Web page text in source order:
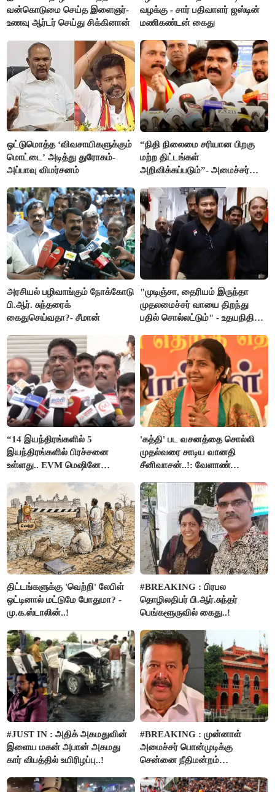
வன்கொடுமை செய்த இளைஞர்-
உணவு ஆர்டர் செய்து சிக்கினான்
வழக்கு - சார் பதிவாளர் ஜஸ்டின்
மணிகண்டன் கைது
ஒட்டுமொத்த ‘விவசாயிகளுக்கும்
மொட்டை’ அடித்து துரோகம்-
அப்பாவு விமர்சனம்
“நிதி நிலைமை சரியான பிறகு
மற்ற திட்டங்கள்
அறிவிக்கப்படும்”- அமைச்சர்
அரசியல் பழிவாங்கும் நோக்கோடு
பி.ஆர். சுந்தரைக்
கைதுசெய்வதா?- சீமான்
"முடிஞ்சா, தைரியம் இருந்தா
முதலமைச்சர் வாயை திறந்து
பதில் சொல்லட்டும்" - உதயநிதி
“14 இயந்திரங்களில் 5
இயந்திரங்களில் பிரச்சனை
உள்ளது.. EVM மெஷினே
இளங்கோ
'கத்தி' பட வசனத்தை சொல்லி
முதல்வரை சாடிய வானதி
சீனிவாசன்..!: வேளாண்
எதிர்ப்பு!
திட்டங்களுக்கு 'வெற்றி' லேபிள்
ஒட்டினால் மட்டுமே போதுமா? -
மு.க.ஸ்டாலின்..!
#BREAKING : பிரபல
தொழிலதிபர் பி.ஆர்.சுந்தர்
பெங்களூருவில் கைது..!
#JUST IN : அதிக் அகமதுவின்
இளைய மகன் அபான் அகமது
கார் விபத்தில் உயிரிழப்பு..!
#BREAKING : முன்னாள்
அமைச்சர் பொன்முடிக்கு
சென்னை நீதிமன்றம்